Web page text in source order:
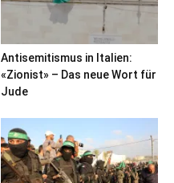
Antisemitismus in Italien:
«Zionist» – Das neue Wort für
Jude